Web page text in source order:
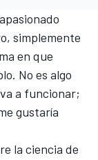
simplemente
en que
No es algo
a funcionar;
gustaría
la ciencia de